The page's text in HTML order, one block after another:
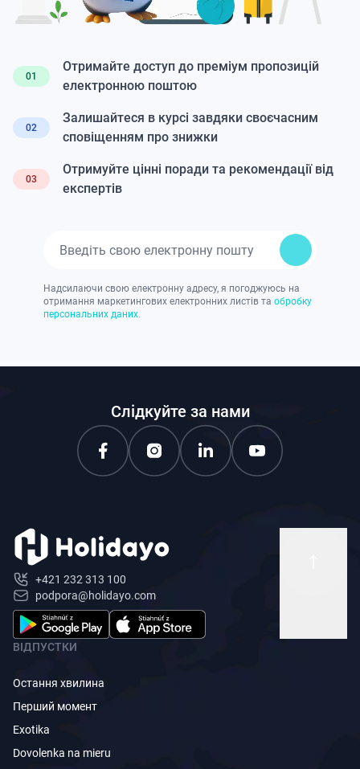
01
Отримайте доступ до преміум пропозицій
електронною поштою
02
Залишайтеся в курсі завдяки своєчасним
сповіщенням про знижки
03
Отримуйте цінні поради та рекомендації від
експертів
Надсилаючи свою електронну адресу, я погоджуюсь на
отримання маркетингових електронних листів та обробку
персональних даних.
Слідкуйте за нами
+421 232 313 100
podpora@holidayo.com
ВІДПУСТКИ
Остання хвилина
Перший момент
Exotika
Dovolenka na mieru